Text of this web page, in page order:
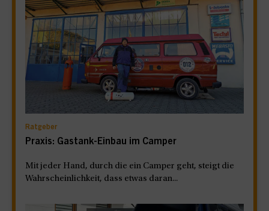
Ratgeber
Praxis: Gastank-Einbau im Camper
Mit jeder Hand, durch die ein Camper geht, steigt die
Wahrscheinlichkeit, dass etwas daran...